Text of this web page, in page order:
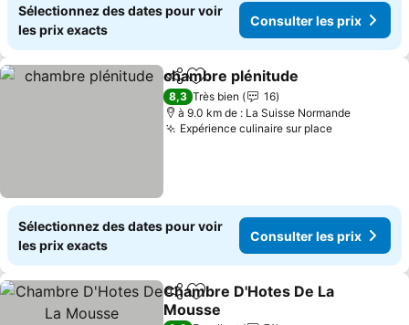
Sélectionnez des dates pour voir
les prix exacts
Consulter les prix
PartagerAjouter à mes favoris
chambre plénitude
8,3 Très bien
16
à 9.0 km de : La Suisse Normande
Expérience culinaire sur place
Sélectionnez des dates pour voir
les prix exacts
Consulter les prix
PartagerAjouter à mes favoris
Chambre D'Hotes De La
Mousse